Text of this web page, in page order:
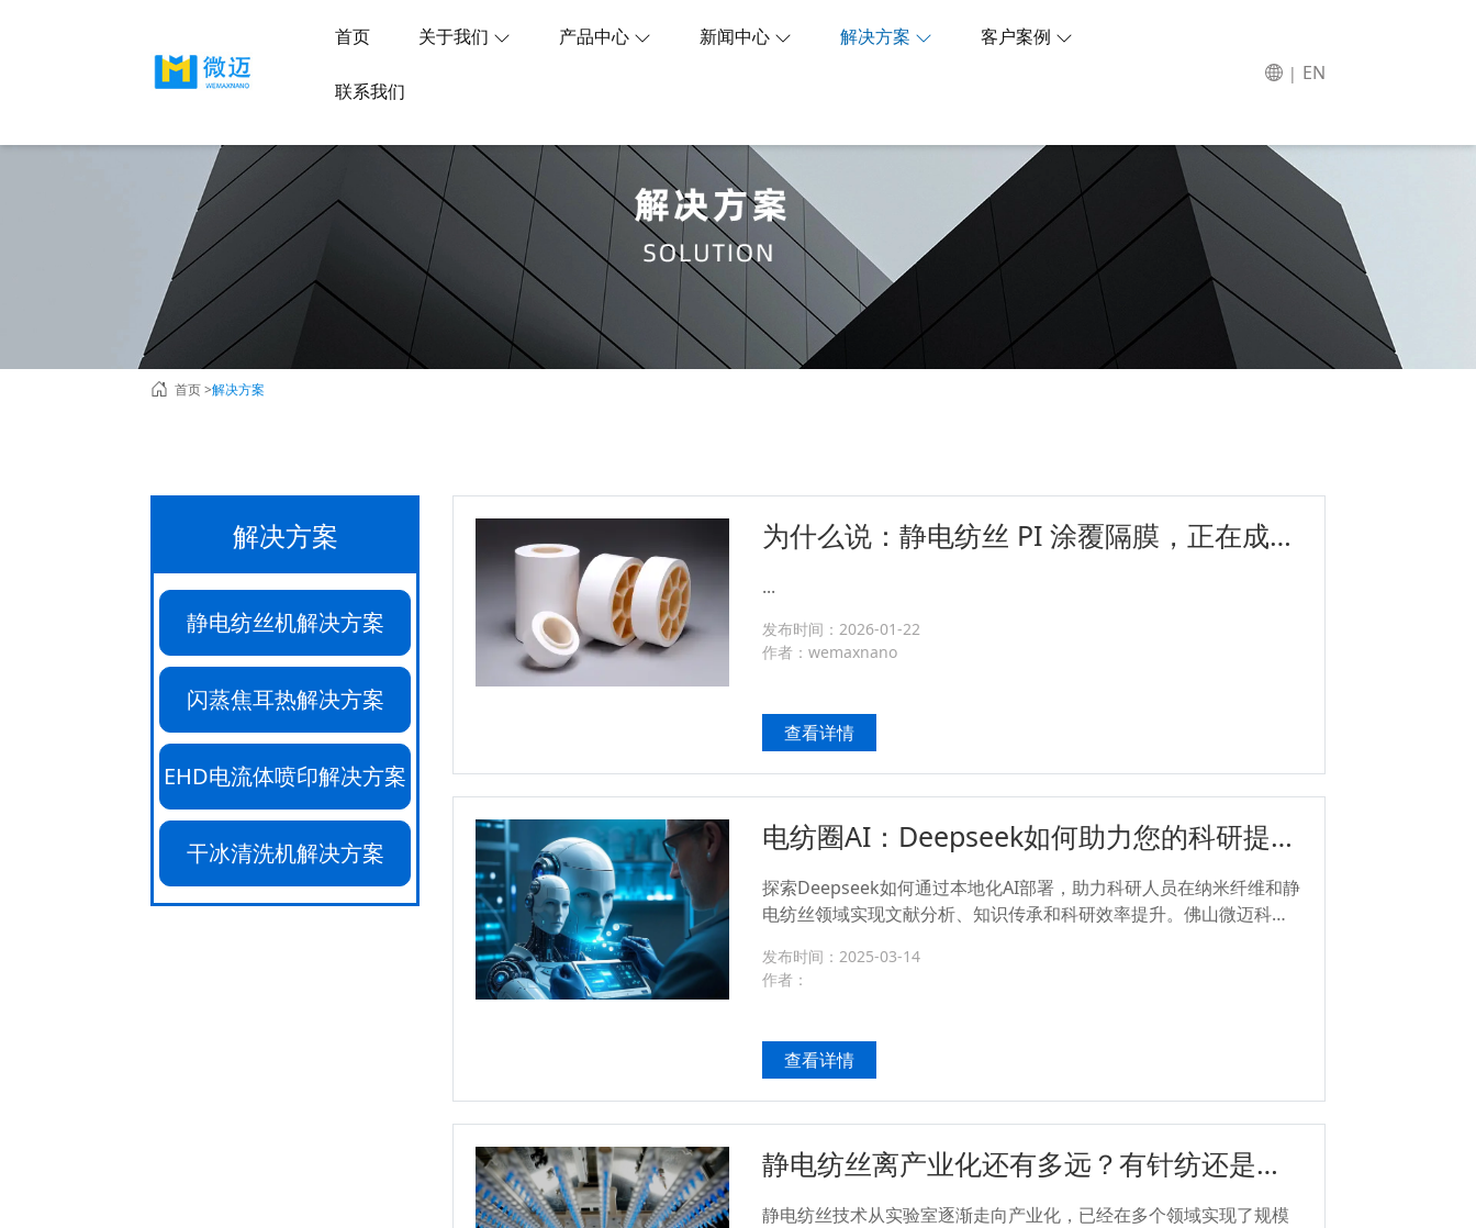
首页 关于我们 产品中心 新闻中心 解决方案 客户案例
联系我们
| EN
首页 >解决方案
解决方案
静电纺丝机解决方案
闪蒸焦耳热解决方案
EHD电流体喷印解决方案
干冰清洗机解决方案
为什么说：静电纺丝 PI 涂覆隔膜，正在成为
...
发布时间：2026-01-22
作者：wemaxnano
查看详情
电纺圈AI：Deepseek如何助力您的科研提质
提速
探索Deepseek如何通过本地化AI部署，助力科研人员在纳米纤维和静
电纺丝领域实现文献分析、知识传承和科研效率提升。佛山微迈科技
发布时间：2025-03-14
作者：
查看详情
静电纺丝离产业化还有多远？有针纺还是无
针纺？
静电纺丝技术从实验室逐渐走向产业化，已经在多个领域实现了规模